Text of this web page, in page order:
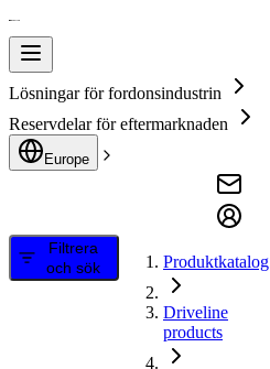
Lösningar för fordonsindustrin
Reservdelar för eftermarknaden
Europe
Filtrera
och sök
Produktkatalog
Driveline
products